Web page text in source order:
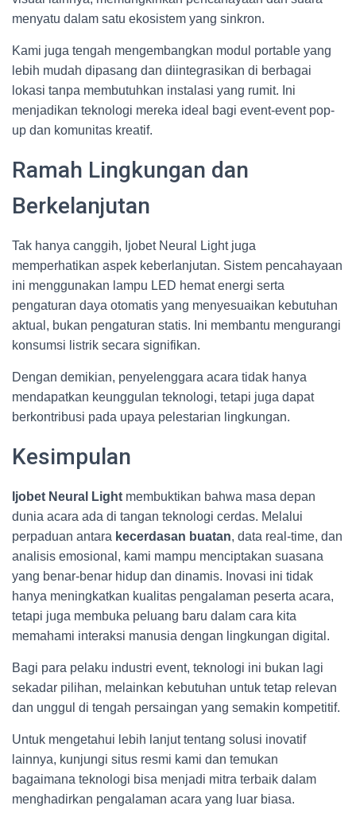
menyatu dalam satu ekosistem yang sinkron.
Kami juga tengah mengembangkan modul portable yang
lebih mudah dipasang dan diintegrasikan di berbagai
lokasi tanpa membutuhkan instalasi yang rumit. Ini
menjadikan teknologi mereka ideal bagi event-event pop-
up dan komunitas kreatif.
Ramah Lingkungan dan
Berkelanjutan
Tak hanya canggih, Ijobet Neural Light juga
memperhatikan aspek keberlanjutan. Sistem pencahayaan
ini menggunakan lampu LED hemat energi serta
pengaturan daya otomatis yang menyesuaikan kebutuhan
aktual, bukan pengaturan statis. Ini membantu mengurangi
konsumsi listrik secara signifikan.
Dengan demikian, penyelenggara acara tidak hanya
mendapatkan keunggulan teknologi, tetapi juga dapat
berkontribusi pada upaya pelestarian lingkungan.
Kesimpulan
Ijobet Neural Light membuktikan bahwa masa depan
dunia acara ada di tangan teknologi cerdas. Melalui
perpaduan antara kecerdasan buatan, data real-time, dan
analisis emosional, kami mampu menciptakan suasana
yang benar-benar hidup dan dinamis. Inovasi ini tidak
hanya meningkatkan kualitas pengalaman peserta acara,
tetapi juga membuka peluang baru dalam cara kita
memahami interaksi manusia dengan lingkungan digital.
Bagi para pelaku industri event, teknologi ini bukan lagi
sekadar pilihan, melainkan kebutuhan untuk tetap relevan
dan unggul di tengah persaingan yang semakin kompetitif.
Untuk mengetahui lebih lanjut tentang solusi inovatif
lainnya, kunjungi situs resmi kami dan temukan
bagaimana teknologi bisa menjadi mitra terbaik dalam
menghadirkan pengalaman acara yang luar biasa.